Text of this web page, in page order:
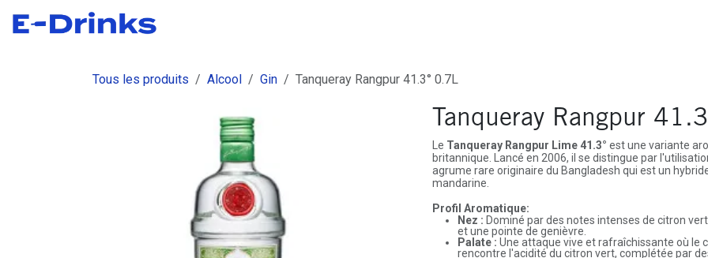
Se rendre au contenu
Tous les produits Alcool Gin Tanqueray Rangpur 41.3° 0.7L
Tanqueray Rangpur
Le Tanqueray Rangpur Lime 41.3° est une variante
britannique. Lancé en 2006, il se distingue par
agrume rare originaire du Bangladesh qui est un
mandarine.
Profil Aromatique:
Nez : Dominé par des notes intenses de citron
et une pointe de genièvre.
Palate : Une attaque vive et rafraîchissante où le
rencontre l'acidité du citron vert, complétée par